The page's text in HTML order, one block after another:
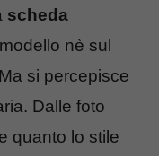
scheda
nè sul
si percepisce
Dalle foto
quanto lo stile